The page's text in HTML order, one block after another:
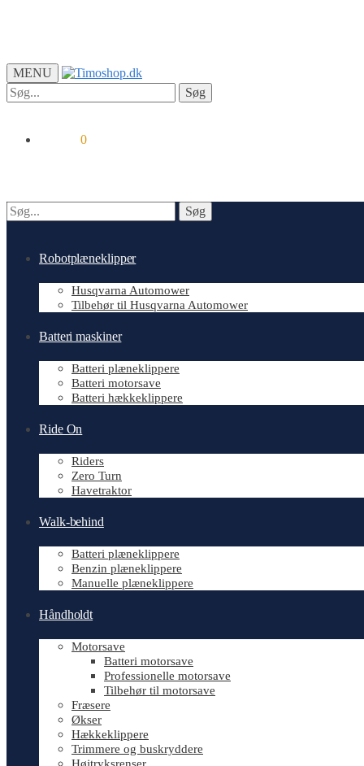
MENU
Søg
efter:
Søg
0
Søg
efter:
Søg
Robotplæneklipper
Husqvarna Automower
Tilbehør til Husqvarna Automower
Batteri maskiner
Batteri plæneklippere
Batteri motorsave
Batteri hækkeklippere
Ride On
Riders
Zero Turn
Havetraktor
Walk-behind
Batteri plæneklippere
Benzin plæneklippere
Manuelle plæneklippere
Håndholdt
Motorsave
Batteri motorsave
Professionelle motorsave
Tilbehør til motorsave
Fræsere
Økser
Hækkeklippere
Trimmere og buskryddere